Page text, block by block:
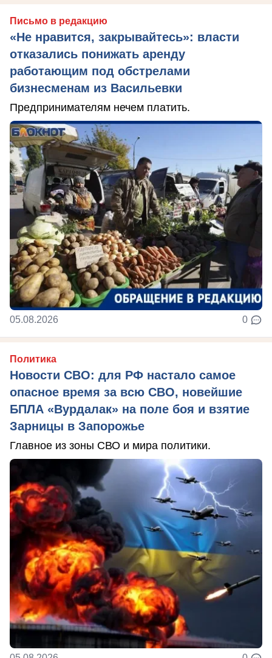
Письмо в редакцию
«Не нравится, закрывайтесь»: власти
отказались понижать аренду
работающим под обстрелами
бизнесменам из Васильевки
Предпринимателям нечем платить.
05.08.2026 0
Политика
Новости СВО: для РФ настало самое
опасное время за всю СВО, новейшие
БПЛА «Вурдалак» на поле боя и взятие
Зарницы в Запорожье
Главное из зоны СВО и мира политики.